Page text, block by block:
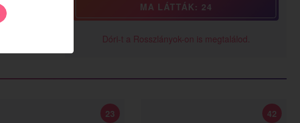
MA LÁTTÁK: 24
Dóri-t a Rosszlányok-on is megtalálod.
23 42